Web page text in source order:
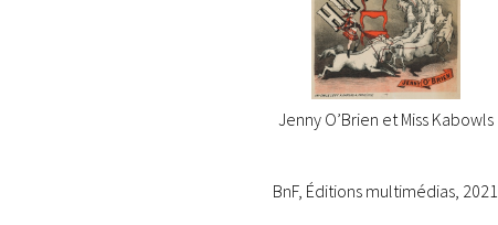
Jenny O’Brien et Miss Kabowls
BnF, Éditions multimédias, 2021